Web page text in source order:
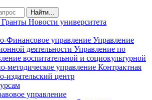
Найти...
Гранты Новости университета
Финансовое управление Управление
деятельности Управление по
воспитательной и социокультурной
методическое управление Контрактная
издательский центр
управление